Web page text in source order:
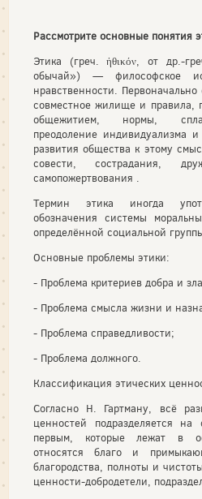
Рассмотрите основные понятия
Этика (греч. ἠθικόν, от др.-
обычай») — философское
нравственности.
совместное жилище и правила,
общежитием, нормы,
преодоление индивидуализма
развития общества к этому
совести, сострадания,
самопожертвования .
Термин этика иногда
обозначения системы
определённой социальной
Основные проблемы этики:
- Проблема критериев добра и
- Проблема смысла жизни и
- Проблема справедливости;
- Проблема должного.
Классификация этических
Согласно Н. Гартману, всё
ценностей подразделяется
первым, которые лежат в
относятся благо и
благородства, полноты и
ценности-добродетели,